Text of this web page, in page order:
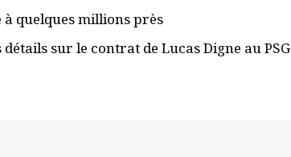
à quelques millions près
sur le contrat de Lucas Digne au PSG